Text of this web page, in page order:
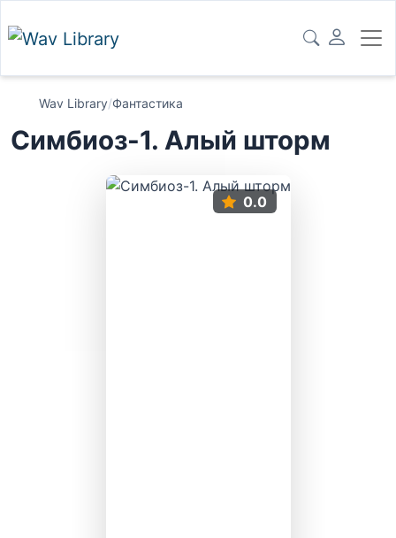
Wav Library/Фантастика
Симбиоз-1. Алый шторм
0.0